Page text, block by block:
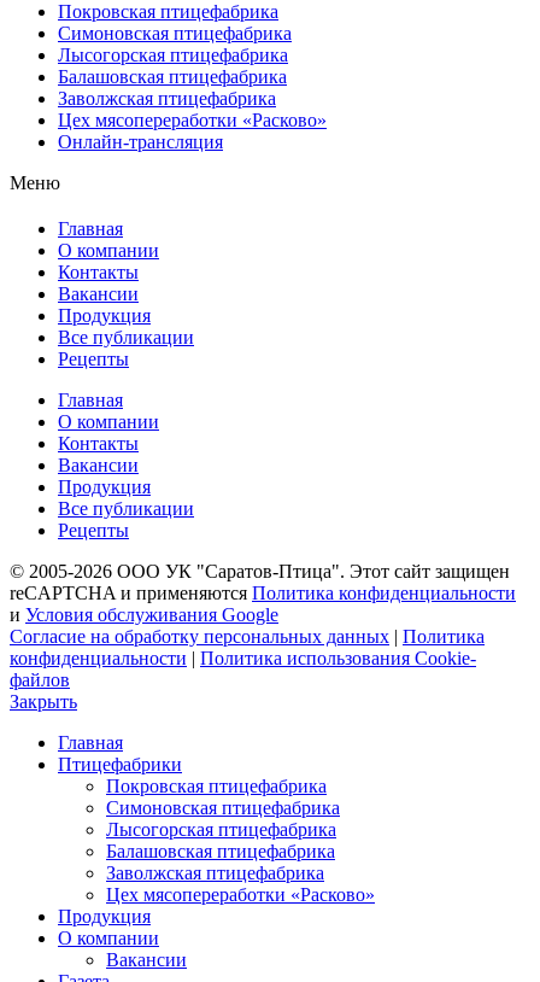
Покровская птицефабрика
Симоновская птицефабрика
Лысогорская птицефабрика
Балашовская птицефабрика
Заволжская птицефабрика
Цех мясопереработки «Расково»
Онлайн-трансляция
Меню
Главная
О компании
Контакты
Вакансии
Продукция
Все публикации
Рецепты
Главная
О компании
Контакты
Вакансии
Продукция
Все публикации
Рецепты
© 2005-2026 ООО УК "Саратов-Птица". Этот сайт защищен
reCAPTCHA и применяются Политика конфиденциальности
и Условия обслуживания Google
Согласие на обработку персональных данных | Политика
конфиденциальности | Политика использования Cookie-
файлов
Закрыть
Главная
Птицефабрики
Покровская птицефабрика
Симоновская птицефабрика
Лысогорская птицефабрика
Балашовская птицефабрика
Заволжская птицефабрика
Цех мясопереработки «Расково»
Продукция
О компании
Вакансии